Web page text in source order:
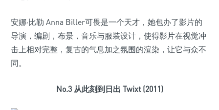
安娜·比勒 Anna Biller可畏是一个天才，她包办了影片的
导演，编剧，布景，音乐与服装设计，使得影片在视觉冲
击上相对完整，复古的气息加之氛围的渲染，让它与众不
同。
No.3 从此刻到日出 Twixt (2011)